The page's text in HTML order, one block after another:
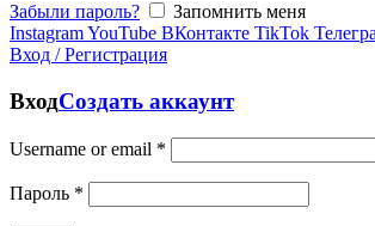
Забыли пароль?
Запомнить меня
InstagramYouTube ВКонтакте TikTok
Вход / Регистрация
ВходСоздать аккаунт
Username or email *
Пароль *